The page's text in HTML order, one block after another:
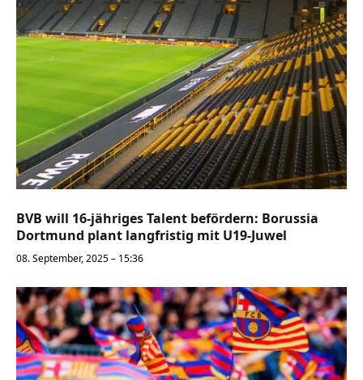
BVB will 16-jähriges Talent befördern: Borussia
Dortmund plant langfristig mit U19-Juwel
08. September, 2025 – 15:36